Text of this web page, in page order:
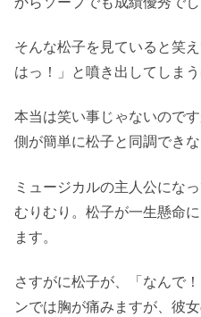
そんな松子を見ていると笑
はっ！」と噴き出してしまう
本当は笑い事じゃないので
側が簡単に松子と同調でき
ミュージカルの主人公にな
むりむり。松子が一生懸命
ます。
さすがに松子が、「なんで
ンでは胸が痛みますが、彼